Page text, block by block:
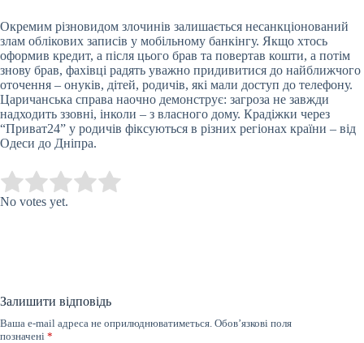
Окремим різновидом злочинів залишається несанкціонований
злам облікових записів у мобільному банкінгу. Якщо хтось
оформив кредит, а після цього брав та повертав кошти, а потім
знову брав, фахівці радять уважно придивитися до найближчого
оточення – онуків, дітей, родичів, які мали доступ до телефону.
Царичанська справа наочно демонструє: загроза не завжди
надходить ззовні, інколи – з власного дому. Крадіжки через
“Приват24” у родичів фіксуються в різних регіонах країни – від
Одеси до Дніпра.
Rate this item:
No votes yet.
Залишити відповідь
Ваша e-mail адреса не оприлюднюватиметься. Обов’язкові поля
позначені *